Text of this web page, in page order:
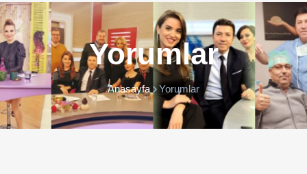
SAÇ EKİM +
FARKLARIMIZ
DEĞİŞİMLER
İLETİŞİM
Yorumlar
Anasayfa Yorumlar